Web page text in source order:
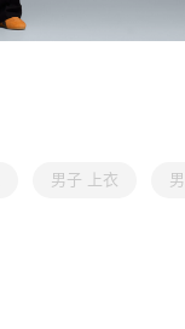
男子 上衣